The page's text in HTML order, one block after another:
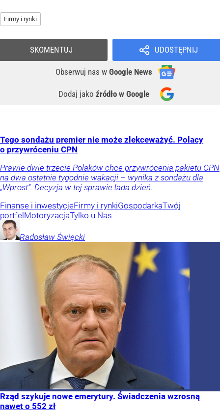
Firmy i rynki
UDOSTĘPNIJ
Obserwuj nas w Google News
Dodaj jako źródło w Google
SKOMENTUJ
Tego sondażu premier nie może zlekceważyć. Polacy
o przywróceniu CPN
Prawie dwie trzecie Polaków chce przywrócenia pakietu CPN
na dwa ostatnie tygodnie wakacji – wynika z sondażu dla
„Wprost”. Decyzja w tej sprawie lada dzień.
Finanse i inwestycjeFirmy i rynkiGospodarkaTwój
portfel MotoryzacjaTylko u Nas
Radosław Święcki
Rząd szykuje nowe emerytury. Świadczenia wzrosną
nawet o 552 zł